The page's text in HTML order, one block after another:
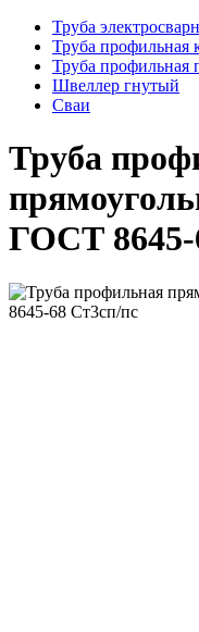
Труба
Труба профильная
Труба профильная
Швеллер гнутый
Сваи
Труба
ГОСТ 8645-